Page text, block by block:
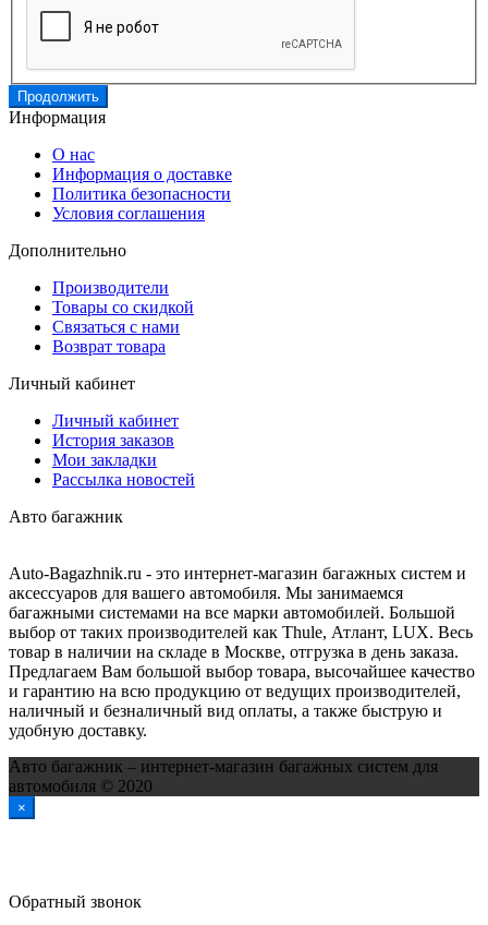
Продолжить
Информация
О нас
Информация о доставке
Политика безопасности
Условия соглашения
Дополнительно
Производители
Товары со скидкой
Связаться с нами
Возврат товара
Личный кабинет
Личный кабинет
История заказов
Мои закладки
Рассылка новостей
Авто багажник
Auto-Bagazhnik.ru - это интернет-магазин багажных систем и
аксессуаров для вашего автомобиля. Мы занимаемся
багажными системами на все марки автомобилей. Большой
выбор от таких производителей как Thule, Атлант, LUX. Весь
товар в наличии на складе в Москве, отгрузка в день заказа.
Предлагаем Вам большой выбор товара, высочайшее качество
и гарантию на всю продукцию от ведущих производителей,
наличный и безналичный вид оплаты, а также быструю и
удобную доставку.
Авто багажник – интернет-магазин багажных систем для
автомобиля © 2020
×
Обратный звонок